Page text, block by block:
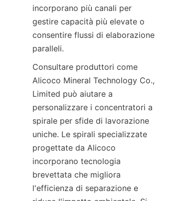
incorporano più canali per
gestire capacità più elevate o
consentire flussi di elaborazione
Consultare produttori come
Alicoco Mineral Technology Co.,
Limited può aiutare a
personalizzare i concentratori a
spirale per sfide di lavorazione
uniche. Le spirali specializzate
progettate da Alicoco
incorporano tecnologia
brevettata che migliora
l'efficienza di separazione e